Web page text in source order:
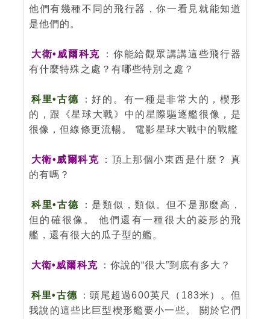
他們有幾種不同的飛行器，你一看見就能知道
是他們的。
大衛•威爾科克
：你能給觀眾講講這些飛行器
有什麼特殊之處？有哪些特別之處？
科里•古德
：好的。有一種是非常大的，楔形
的，跟《星球大戰》中的星際驅逐艦很像，是
很像，但線條更流暢。 電影星球大戰中的戰艦
大衛•威爾科克
：頂上那個小東西是什麼？ 真
的有嗎？
科里•古德
：是類似，類似。但不是那麼高，
但的確很像。 他們還有一種很大的菱形的飛
艦，還有很大的瓜子型的艦。
大衛•威爾科克 ：你說的“很大”到底有多大？
科里•古德
：頭尾超過600英尺（183米）。但
我說的這些比巨型楔形艦要小一些。 關於它們